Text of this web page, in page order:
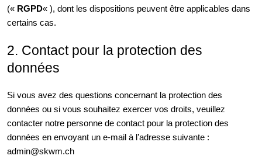
(« RGPD« ), dont les dispositions peuvent être applicables dans
certains cas.
2. Contact pour la protection des
données
Si vous avez des questions concernant la protection des
données ou si vous souhaitez exercer vos droits, veuillez
contacter notre personne de contact pour la protection des
données en envoyant un e-mail à l’adresse suivante :
admin@skwm.ch